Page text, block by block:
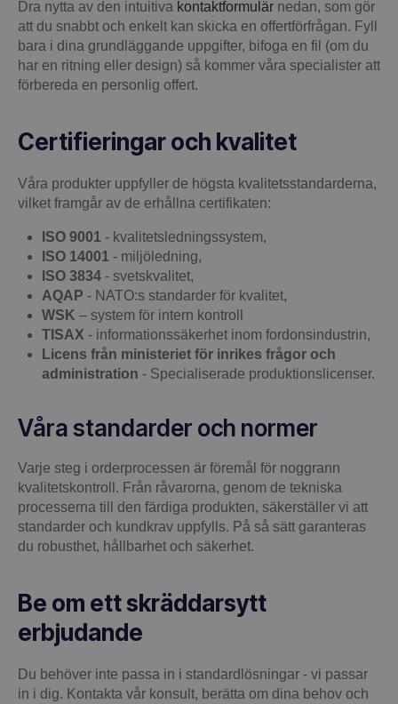
Dra nytta av den intuitiva kontaktformulär nedan, som gör
att du snabbt och enkelt kan skicka en offertförfrågan. Fyll
bara i dina grundläggande uppgifter, bifoga en fil (om du
har en ritning eller design) så kommer våra specialister att
förbereda en personlig offert.
Certifieringar och kvalitet
Våra produkter uppfyller de högsta kvalitetsstandarderna,
vilket framgår av de erhållna certifikaten:
ISO 9001 - kvalitetsledningssystem,
ISO 14001 - miljöledning,
ISO 3834 - svetskvalitet,
AQAP - NATO:s standarder för kvalitet,
WSK – system för intern kontroll
TISAX - informationssäkerhet inom fordonsindustrin,
Licens från ministeriet för inrikes frågor och
administration - Specialiserade produktionslicenser.
Våra standarder och normer
Varje steg i orderprocessen är föremål för noggrann
kvalitetskontroll. Från råvarorna, genom de tekniska
processerna till den färdiga produkten, säkerställer vi att
standarder och kundkrav uppfylls. På så sätt garanteras
du robusthet, hållbarhet och säkerhet.
Be om ett skräddarsytt
erbjudande
Du behöver inte passa in i standardlösningar - vi passar
in i dig. Kontakta vår konsult, berätta om dina behov och